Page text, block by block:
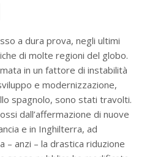
a dura prova, negli ultimi
di molte regioni del globo.
in un fattore di instabilità
e modernizzazione,
spagnolo, sono stati travolti.
dall’affermazione di nuove
e in Inghilterra, ad
– anzi – la drastica riduzione